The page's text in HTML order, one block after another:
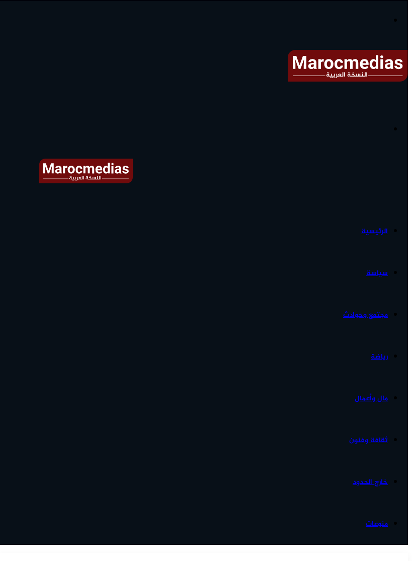
الرئيسية
سياسة
مجتمع وحوادث
رياضة
مال وأعمال
ثقافة وفنون
خارج الحدود
منوعات